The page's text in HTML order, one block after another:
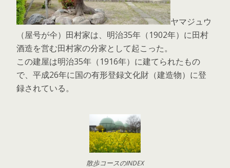
ヤマジュウ
（屋号が仐）田村家は、明治35年（1902年）に田村
酒造を営む田村家の分家として起こった。
この建屋は明治35年（1916年）に建てられたもの
で、平成26年に国の有形登録文化財（建造物）に登
録されている。
散歩コースのINDEX